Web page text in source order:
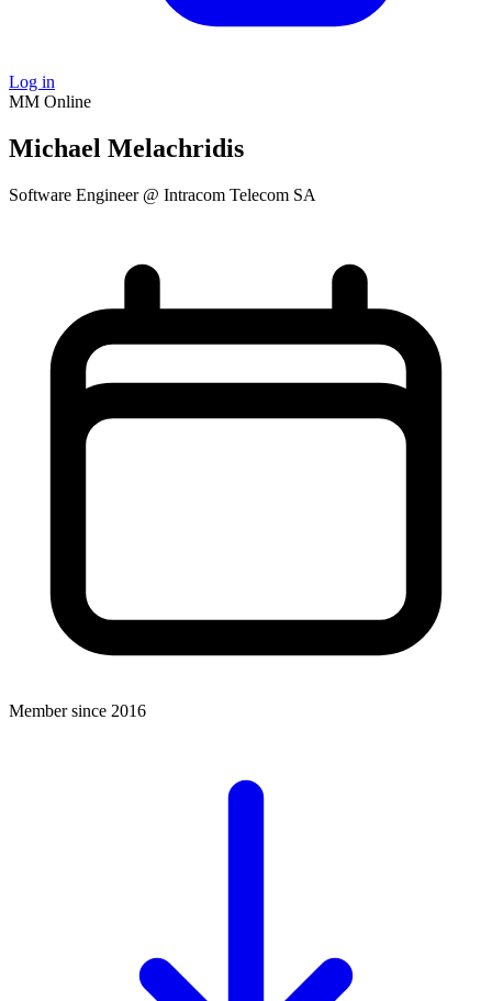
Log in
MM Online
Michael Melachridis
Software Engineer @ Intracom Telecom SA
Member since 2016